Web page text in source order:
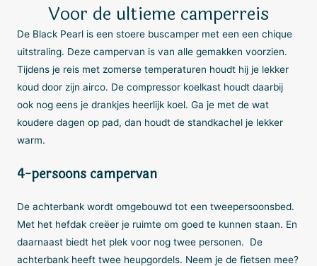
Voor de ultieme camperreis
De Black Pearl is een stoere buscamper met een een chique
uitstraling. Deze campervan is van alle gemakken voorzien.
Tijdens je reis met zomerse temperaturen houdt hij je lekker
koud door zijn airco. De compressor koelkast houdt daarbij
ook nog eens je drankjes heerlijk koel. Ga je met de wat
koudere dagen op pad, dan houdt de standkachel je lekker
warm.
4-persoons campervan
De achterbank wordt omgebouwd tot een tweepersoonsbed.
Met het hefdak creëer je ruimte om goed te kunnen staan. En
daarnaast biedt het plek voor nog twee personen. De
achterbank heeft twee heupgordels. Neem je de fietsen mee?